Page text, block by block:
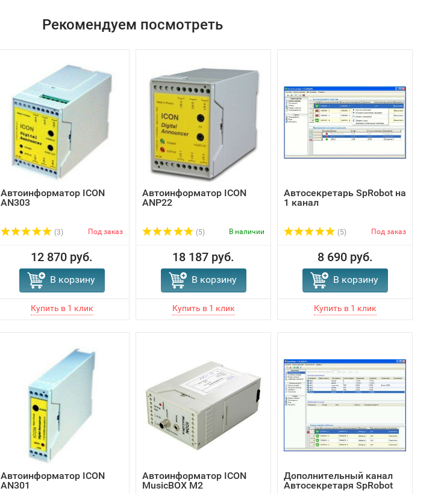
Рекомендуем посмотреть
Автоинформатор ICON
AN303
(3) Под заказ
12 870 руб.
В корзину
Автоинформатор ICON
ANP22
(5) В наличии
18 187 руб.
В корзину
Автосекретарь SpRobot на
1 канал
(5) Под заказ
8 690 руб.
В корзину
Автоинформатор ICON
AN301
Автоинформатор ICON
MusicBOX M2
Дополнительный канал
Автосекретаря SpRobot